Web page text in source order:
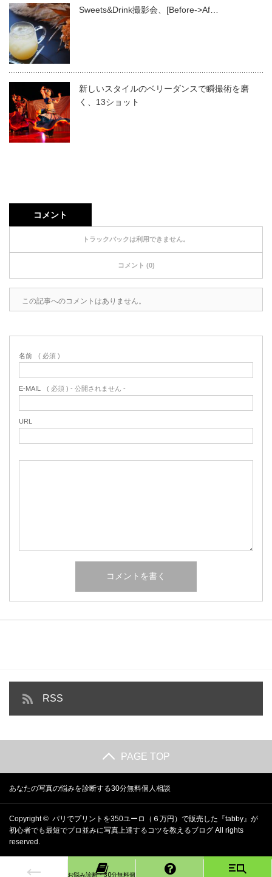
Sweets&Drink撮影会、[Before->Af…
新しいスタイルのベリーダンスで瞬撮術を磨
く、13ショット
コメント
トラックバックは利用できません。
コメント (0)
この記事へのコメントはありません。
名前 ( 必須 )
E-MAIL ( 必須 ) - 公開されません -
URL
RSS
PAGE TOP
あなたの写真の悩みを診断する30分無料個人相談
Copyright © パリでプリントを350ユーロ（６万円）で販売した『tabby』が
初心者でも最短でプロ並みに写真上達するコツを教えるブログ All rights
reserved.